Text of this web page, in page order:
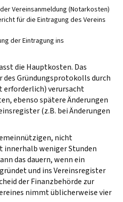
Vereinsanmeldung (Notarkosten)
für die Eintragung des Vereins
der Eintragung ins
die Hauptkosten. Das
des Gründungsprotokolls durch
erforderlich) verursacht
ebenso spätere Änderungen
(z.B. bei Änderungen
nicht
innerhalb weniger Stunden
das dauern, wenn ein
und ins Vereinsregister
der Finanzbehörde zur
nimmt üblicherweise vier